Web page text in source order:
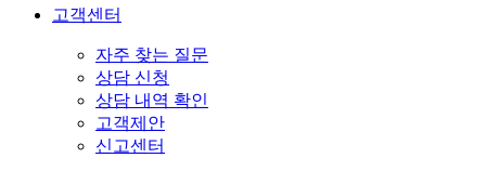
고객센터
자주 찾는 질문
상담 신청
상담 내역 확인
고객제안
신고센터